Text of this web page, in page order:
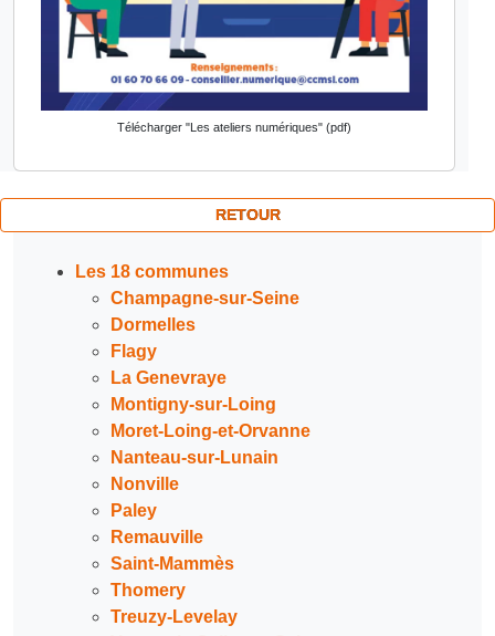
Les 18 communes
Champagne-sur-Seine
Dormelles
Flagy
La Genevraye
Montigny-sur-Loing
Moret-Loing-et-Orvanne
Nanteau-sur-Lunain
Nonville
Paley
Remauville
Saint-Mammès
Thomery
Treuzy-Levelay
Télécharger "Les ateliers numériques" (pdf)
RETOUR